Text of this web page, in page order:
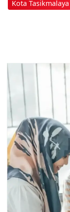
Kota Tasikmalaya